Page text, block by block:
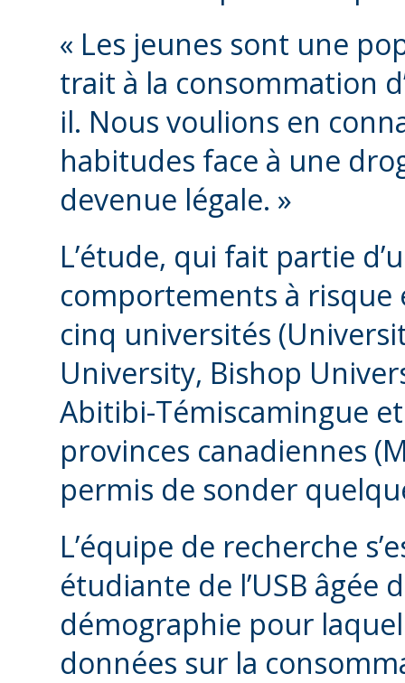
« Les jeunes sont une
trait à la consommation
il. Nous voulions en
habitudes face à une
devenue légale. »
L’étude, qui fait partie
comportements à
cinq universités
University, Bishop
Abitibi-Témiscamingue
provinces canadiennes
permis de sonder
L’équipe de recherche
étudiante de l’USB âgée
démographie pour
données sur la